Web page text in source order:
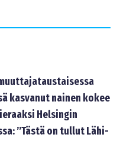
kasvanut nainen kokee
Helsingin
”Tästä on tullut Lähi-